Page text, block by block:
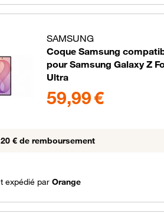
SAMSUNG
Coque Samsung
pour Samsung Galaxy Z
Ultra
59,99 €
€ de remboursement
expédié parOrange